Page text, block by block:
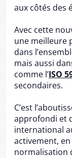
aux côtés des
Avec cette
une meilleure
dans
mais aussi
comme l’ISO
secondaires.
C’est
approfondi et
international
activement,
normalisation